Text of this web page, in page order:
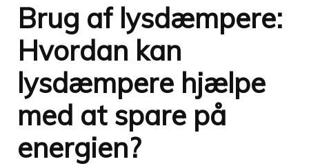
Brug af lysdæmpere:
Hvordan kan
lysdæmpere hjælpe
med at spare på
energien?